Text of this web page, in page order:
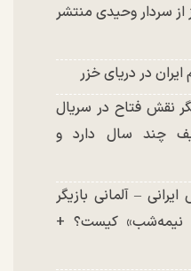
سردار وحیدی منتشر
در دریای خزر
نقش فتاح در سریال
چند سال دارد و
– آلمانی بازیگر
نیمه‌شب» کیست؟ +